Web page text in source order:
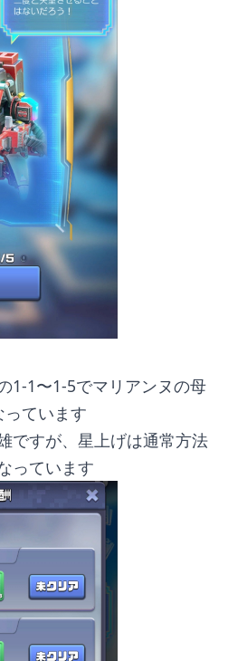
1-1〜1-5でマリアンヌの母
ています
ですが、星上げは通常方法
っています